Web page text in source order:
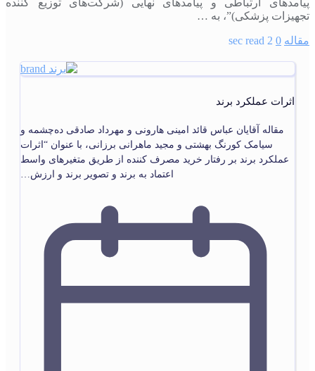
تجهیزات پزشکی)”، به …
مقاله 0
2 sec read
اثرات عملکرد برند
مقاله آقایان عباس قائد امینی هارونی و مهرداد صادقی ده‌چشمه و
سیامک کورنگ بهشتی و مجید ماهرانی برزانی، با عنوان “اثرات
عملکرد برند بر رفتار خرید مصرف کننده از طریق متغیرهای واسط
اعتماد به برند و تصویر برند و ارزش…